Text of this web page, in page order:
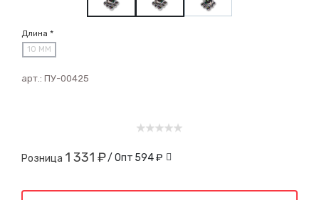
Длина *
10 ММ
арт.: ПУ-00425
Розница 1 331 ₽/ Опт 594 ₽